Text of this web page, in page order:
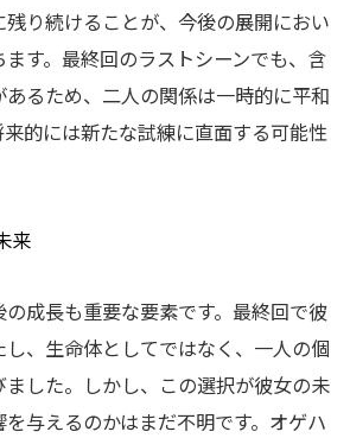
り続けることが、今後の展開におい
す。最終回のラストシーンでも、含
るため、二人の関係は一時的に平和
的には新たな試練に直面する可能性
来
成長も重要な要素です。最終回で彼
、生命体としてではなく、一人の個
した。しかし、この選択が彼女の未
与えるのかはまだ不明です。オゲハ